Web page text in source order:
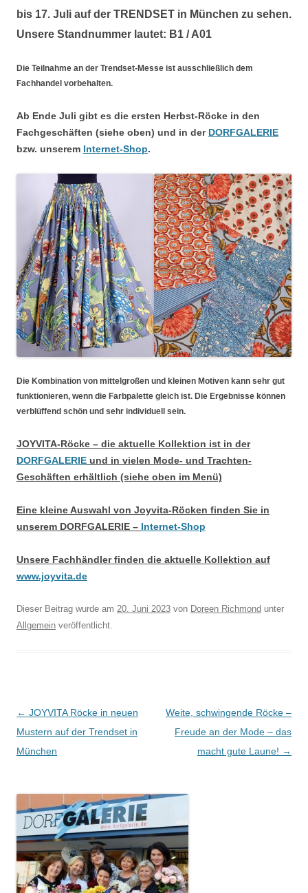
bis 17. Juli auf der TRENDSET in München zu sehen.
Unsere Standnummer lautet: B1 / A01
Die Teilnahme an der Trendset-Messe ist ausschließlich dem
Fachhandel vorbehalten.
Ab Ende Juli gibt es die ersten Herbst-Röcke in den
Fachgeschäften (siehe oben) und in der DORFGALERIE
bzw. unserem Internet-Shop.
Die Kombination von mittelgroßen und kleinen Motiven kann sehr gut
funktionieren, wenn die Farbpalette gleich ist. Die Ergebnisse können
verblüffend schön und sehr individuell sein.
JOYVITA-Röcke – die aktuelle Kollektion ist in der
DORFGALERIE und in vielen Mode- und Trachten-
Geschäften erhältlich (siehe oben im Menü)
Eine kleine Auswahl von Joyvita-Röcken finden Sie in
unserem DORFGALERIE – Internet-Shop
Unsere Fachhändler finden die aktuelle Kollektion auf
www.joyvita.de
Dieser Beitrag wurde am 20. Juni 2023 von Doreen Richmond unter
Allgemein veröffentlicht.
Beitragsnavigation
← JOYVITA Röcke in neuen
Mustern auf der Trendset in
München
Weite, schwingende Röcke –
Freude an der Mode – das
macht gute Laune! →